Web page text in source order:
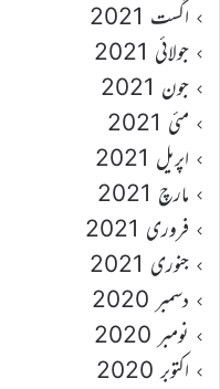
اگست 2021
جولائی 2021
جون 2021
مئی 2021
اپریل 2021
مارچ 2021
فروری 2021
جنوری 2021
دسمبر 2020
نومبر 2020
اکتوبر 2020